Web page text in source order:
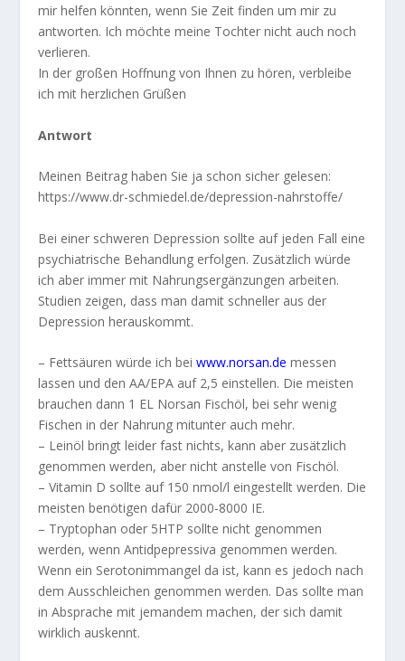
mir helfen könnten, wenn Sie Zeit finden um mir zu
antworten. Ich möchte meine Tochter nicht auch noch
verlieren.
In der großen Hoffnung von Ihnen zu hören, verbleibe
ich mit herzlichen Grüßen
Antwort
Meinen Beitrag haben Sie ja schon sicher gelesen:
https://www.dr-schmiedel.de/depression-nahrstoffe/
Bei einer schweren Depression sollte auf jeden Fall eine
psychiatrische Behandlung erfolgen. Zusätzlich würde
ich aber immer mit Nahrungsergänzungen arbeiten.
Studien zeigen, dass man damit schneller aus der
Depression herauskommt.
– Fettsäuren würde ich beiwww.norsan.de messen
lassen und den AA/EPA auf 2,5 einstellen. Die meisten
brauchen dann 1 EL Norsan Fischöl, bei sehr wenig
Fischen in der Nahrung mitunter auch mehr.
– Leinöl bringt leider fast nichts, kann aber zusätzlich
genommen werden, aber nicht anstelle von Fischöl.
– Vitamin D sollte auf 150 nmol/l eingestellt werden. Die
meisten benötigen dafür 2000-8000 IE.
– Tryptophan oder 5HTP sollte nicht genommen
werden, wenn Antidpepressiva genommen werden.
Wenn ein Serotonimmangel da ist, kann es jedoch nach
dem Ausschleichen genommen werden. Das sollte man
in Absprache mit jemandem machen, der sich damit
wirklich auskennt.